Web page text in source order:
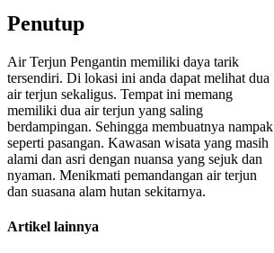
Penutup
Air Terjun Pengantin memiliki daya tarik
tersendiri. Di lokasi ini anda dapat melihat dua
air terjun sekaligus. Tempat ini memang
memiliki dua air terjun yang saling
berdampingan. Sehingga membuatnya nampak
seperti pasangan. Kawasan wisata yang masih
alami dan asri dengan nuansa yang sejuk dan
nyaman. Menikmati pemandangan air terjun
dan suasana alam hutan sekitarnya.
Artikel lainnya